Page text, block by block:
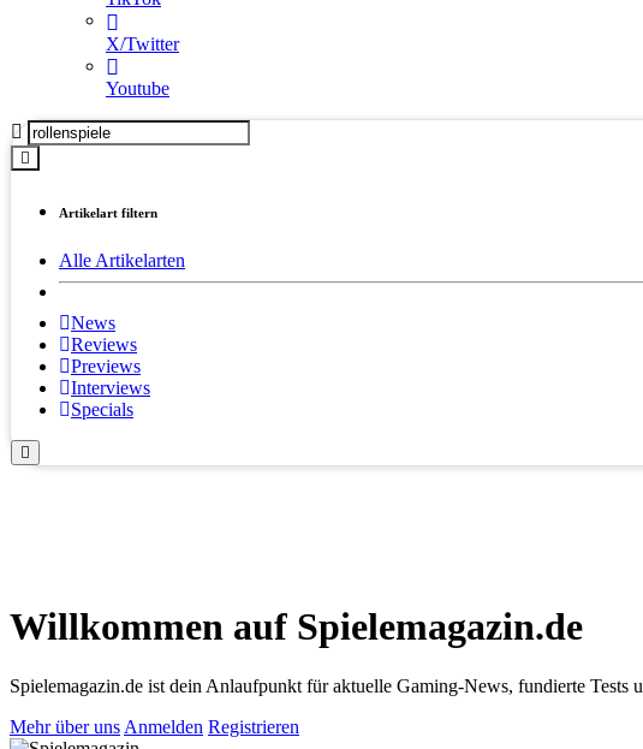
X/Twitter
Youtube
Artikelart filtern
Alle Artikelarten
News
Reviews
Previews
Interviews
Specials
Willkommen auf Spielemagazin.de
Spielemagazin.de ist dein Anlaufpunkt für aktuelle Gaming-News, fundierte
Mehr über uns Anmelden Registrieren